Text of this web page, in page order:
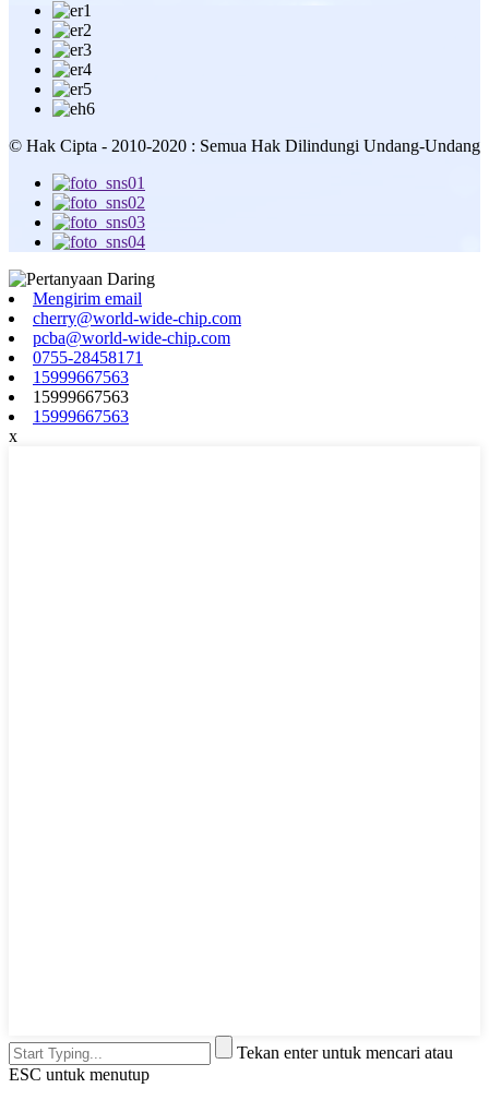
© Hak Cipta - 2010-2020 : Semua Hak Dilindungi Undang-Undang
Mengirim email
cherry@world-wide-chip.com
pcba@world-wide-chip.com
0755-28458171
15999667563
15999667563
15999667563
x
Tekan enter untuk mencari atau
ESC untuk menutup